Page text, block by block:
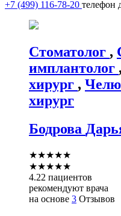
+7 (499) 116-78-20 телефон
Стоматолог ,
имплантолог ,
хирург ,
хирург
Бодрова
★★★★★
★★★★★
4.22 пациентов
рекомендуют врача
на основе 3 Отзывов